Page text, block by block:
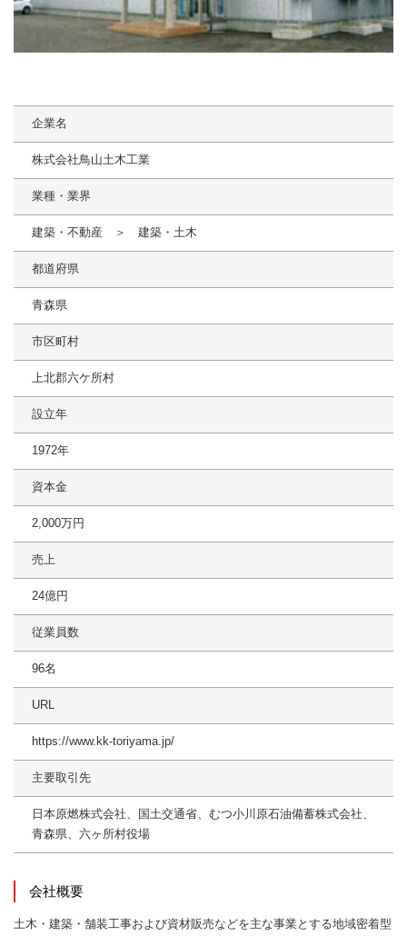
企業名
株式会社鳥山土木工業
業種・業界
建築・不動産 ＞ 建築・土木
都道府県
青森県
市区町村
上北郡六ケ所村
設立年
1972年
資本金
2,000万円
売上
24億円
従業員数
96名
URL
https://www.kk-toriyama.jp/
主要取引先
日本原燃株式会社、国土交通省、むつ小川原石油備蓄株式会社、
青森県、六ヶ所村役場
会社概要
土木・建築・舗装工事および資材販売などを主な事業とする地域密着型